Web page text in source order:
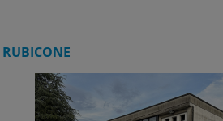
RUBICONE